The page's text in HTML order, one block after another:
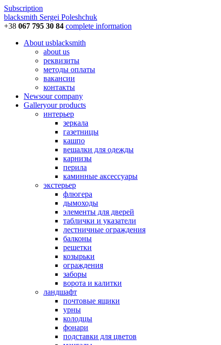
Subscription
blacksmith Sergei Poleshchuk
+38 067 795 30 84 complete information
About usblacksmith
about us
реквизиты
методы оплаты
вакансии
контакты
Newsour company
Galleryour products
интерьер
зеркала
газетницы
кашпо
вешалки для одежды
карнизы
перила
каминные аксессуары
экстерьер
флюгера
дымоходы
элементы для дверей
таблички и указатели
лестничные ограждения
балконы
решетки
козырьки
ограждения
заборы
ворота и калитки
ландшафт
почтовые ящики
урны
колодцы
фонари
подставки для цветов